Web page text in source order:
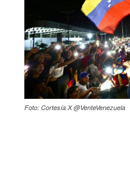
Foto: Cortesía X @VenteVenezuela